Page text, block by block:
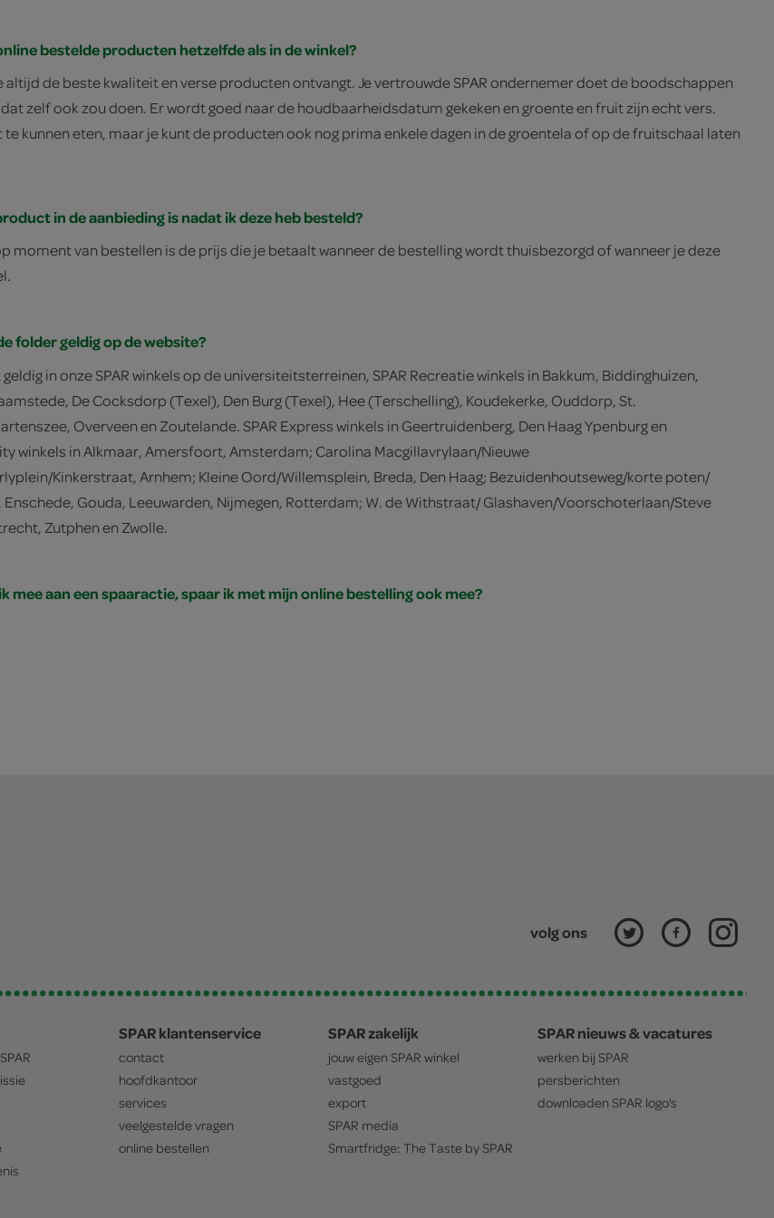
bestelde producten hetzelfde als in de winkel?
altijd de beste kwaliteit en verse producten ontvangt. Je vertrouwde SPAR ondernemer doet de boodschappen
zelf ook zou doen. Er wordt goed naar de houdbaarheidsdatum gekeken en groente en fruit zijn echt vers.
kunnen eten, maar je kunt de producten ook nog prima enkele dagen in de groentela of op de fruitschaal laten
in de aanbieding is nadat ik deze heb besteld?
moment van bestellen is de prijs die je betaalt wanneer de bestelling wordt thuisbezorgd of wanneer je deze
folder geldig op de website?
in onze SPAR winkels op de universiteitsterreinen, SPAR Recreatie winkels in Bakkum, Biddinghuizen,
De Cocksdorp (Texel), Den Burg (Texel), Hee (Terschelling), Koudekerke, Ouddorp, St.
Overveen en Zoutelande. SPAR Express winkels in Geertruidenberg, Den Haag Ypenburg en
winkels in Alkmaar, Amersfoort, Amsterdam; Carolina Macgillavrylaan/Nieuwe
Kinkerstraat, Arnhem; Kleine Oord/Willemsplein, Breda, Den Haag; Bezuidenhoutseweg/korte poten/
Gouda, Leeuwarden, Nijmegen, Rotterdam; W. de Withstraat/ Glashaven/Voorschoterlaan/Steve
Zutphen en Zwolle.
mee aan een spaaractie, spaar ik met mijn online bestelling ook mee?
volg ons
SPAR
SPAR klantenservice
contact
hoofdkantoor
services
veelgestelde vragen
online bestellen
SPAR zakelijk
jouw eigen SPAR winkel
vastgoed
export
SPAR media
Smartfridge: The Taste bySPAR
SPAR nieuws & vacatures
werken bij SPAR
persberichten
downloaden SPAR logo's